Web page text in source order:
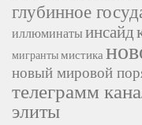
глубинное
иллюминатыинсайд
мигрантымистика
новый мировой
телеграмм
элиты